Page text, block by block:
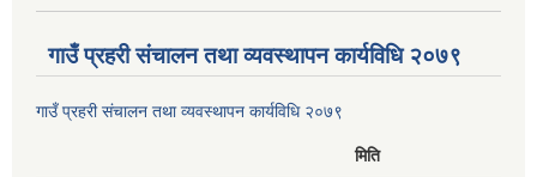
गाउँ प्रहरी संचालन तथा व्यवस्थापन कार्यविधि २०७९
गाउँ प्रहरी संचालन तथा व्यवस्थापन कार्यविधि २०७९
मिति